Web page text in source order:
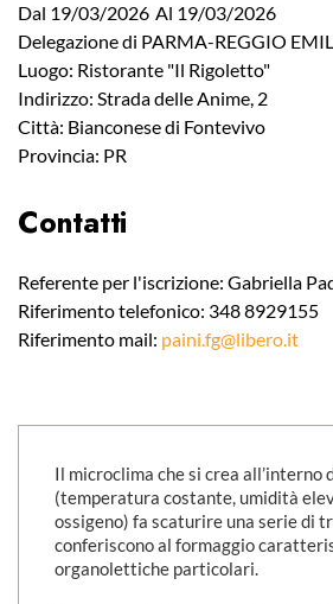
Dal 19/03/2026 Al 19/03/2026
Delegazione di PARMA-REGGIO
Luogo: Ristorante "Il Rigoletto"
Indirizzo: Strada delle Anime, 2
Città: Bianconese di Fontevivo
Provincia: PR
Contatti
Referente per l'iscrizione: Gabriella
Riferimento telefonico: 348 8929155
Riferimento mail: paini.fg@libero.it
Il microclima che si crea all’interno
(temperatura costante, umidità
ossigeno) fa scaturire una serie di
conferiscono al formaggio
organolettiche particolari.